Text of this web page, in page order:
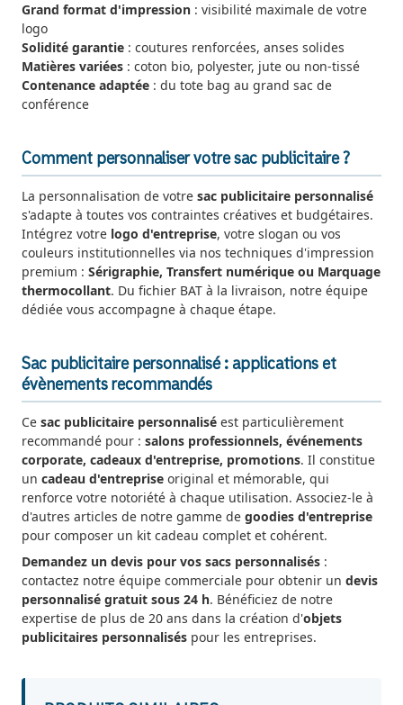
Grand format d'impression : visibilité maximale de votre
logo
Solidité garantie : coutures renforcées, anses solides
Matières variées : coton bio, polyester, jute ou non-tissé
Contenance adaptée : du tote bag au grand sac de
conférence
Comment personnaliser votre sac publicitaire ?
La personnalisation de votre sac publicitaire personnalisé
s'adapte à toutes vos contraintes créatives et budgétaires.
Intégrez votre logo d'entreprise, votre slogan ou vos
couleurs institutionnelles via nos techniques d'impression
premium : Sérigraphie, Transfert numérique ou Marquage
thermocollant. Du fichier BAT à la livraison, notre équipe
dédiée vous accompagne à chaque étape.
Sac publicitaire personnalisé : applications et
évènements recommandés
Ce sac publicitaire personnalisé est particulièrement
recommandé pour : salons professionnels, événements
corporate, cadeaux d'entreprise, promotions. Il constitue
un cadeau d'entreprise original et mémorable, qui
renforce votre notoriété à chaque utilisation. Associez-le à
d'autres articles de notre gamme de goodies d'entreprise
pour composer un kit cadeau complet et cohérent.
Demandez un devis pour vos sacs personnalisés :
contactez notre équipe commerciale pour obtenir un devis
personnalisé gratuit sous 24 h. Bénéficiez de notre
expertise de plus de 20 ans dans la création d'objets
publicitaires personnalisés pour les entreprises.